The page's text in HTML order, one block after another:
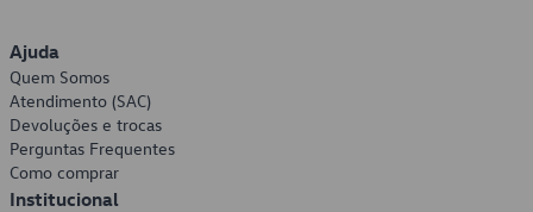
Ajuda
Quem Somos
Atendimento (SAC)
Devoluções e trocas
Perguntas Frequentes
Como comprar
Institucional